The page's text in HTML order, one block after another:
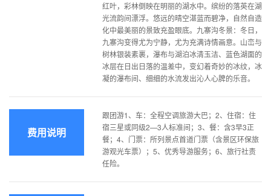
红叶，彩林倒映在明丽的湖水中。缤纷的落英在湖
光流韵间漂浮。悠远的晴空湛蓝而碧净，自然自造
化中最美丽的景致充盈眼底。九寨沟冬景：冬日，
九寨沟变得尤为宁静，尤为充满诗情画意。山峦与
树林银装素裹，瀑布与湖泊冰清玉洁、蓝色湖面的
冰层在日出日落的温差中，变幻着奇妙的冰纹，冰
凝的瀑布间、细细的水流发出沁人心脾的乐音。
费用说明
跟团游1、车：全程空调旅游大巴；2、住宿：住
宿三星或同级2—3人标准间；3、餐：含3早3正
餐；4、门票：所列景点首道门票（含景区环保旅
游观光车票）；5、优秀导游服务；6、旅行社责
任险。